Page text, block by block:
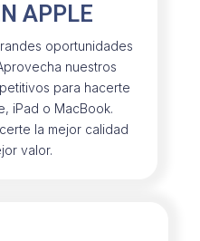
APPLE
oportunidades
nuestros
para hacerte
iPad o MacBook.
la mejor calidad
valor.